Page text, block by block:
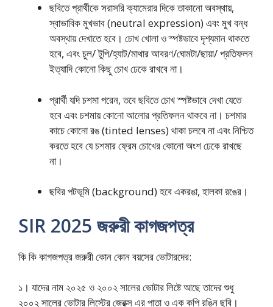
ছবিতে প্রার্থীকে সরাসরি ক্যামেরার দিকে তাকানো অবস্থায়,
স্বাভাবিক মুখভাব (neutral expression) এবং মুখ বন্ধ
অবস্থায় দেখাতে হবে। চোখ খোলা ও স্পষ্টভাবে দৃশ্যমান থাকতে
হবে, এবং চুল/ টুপি/হ্যাট/মাথার আবরণ/ঘোমটা/ছায়া/ প্রতিফলন
ইত্যাদি কোনো কিছু চোখ ঢেকে রাখবে না।
প্রার্থী যদি চশমা পরেন, তবে ছবিতে চোখ স্পষ্টভাবে দেখা যেতে
হবে এবং চশমায় কোনো আলোর প্রতিফলন থাকবে না। চশমার
কাচে কোনো রঙ (tinted lenses) থাকা চলবে না এবং নিশ্চিত
করতে হবে যে চশমার ফ্রেম চোখের কোনো অংশ ঢেকে রাখছে
না।
ছবির পটভূমি (background) হবে একরঙা, হালকা রঙের।
SIR 2025 জরুরী কাগজপত্র
কি কি কাগজপত্র জরুরী কোন কোন বয়সের ভোটারদের:
১। যাদের নাম ২০২৫ ও ২০০২ সালের ভোটার লিষ্টে আছে তাদের শুধু
২০০২ সালের ভোটার লিস্টের জেরক্স এর পাতা ও এক কপি রঙিন ছবি।